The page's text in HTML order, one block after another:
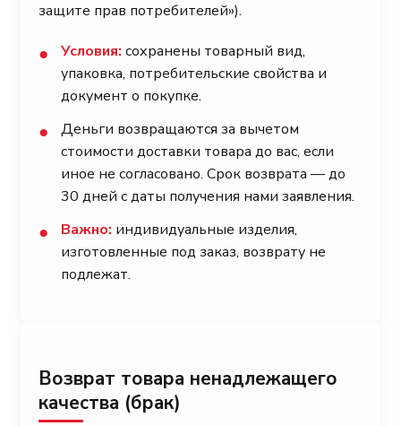
защите прав потребителей»).
● Условия: сохранены товарный вид,
упаковка, потребительские свойства и
документ о покупке.
●
Деньги возвращаются за вычетом
стоимости доставки товара до вас, если
иное не согласовано. Срок возврата — до
30 дней с даты получения нами заявления.
● Важно: индивидуальные изделия,
изготовленные под заказ, возврату не
подлежат.
Возврат товара ненадлежащего
качества (брак)